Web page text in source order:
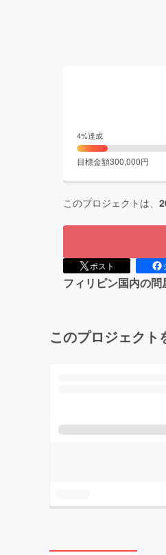
4%達成
目標金額300,000円
このプロジェクトは、
ポスト
フィリピン国内の
このプロジェク